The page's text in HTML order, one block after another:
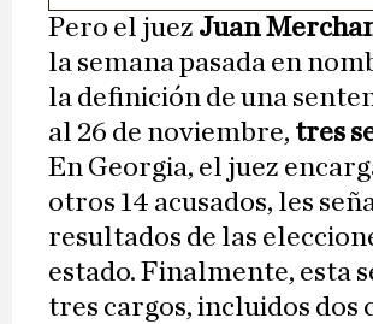
Pero el juez Juan
la semana pasada en
la definición de una
al 26 de noviembre, tres
En Georgia, el juez
otros 14 acusados, les
resultados de las
estado. Finalmente, esta
tres cargos, incluidos